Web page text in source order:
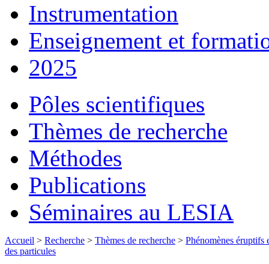
Instrumentation
Enseignement et
2025
Pôles scientifiques
Thèmes de recherche
Méthodes
Publications
Séminaires au LESIA
Accueil > Recherche > Thèmes de recherche > Phénomènes éruptifs
des particules